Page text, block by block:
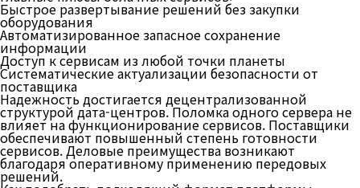
Быстрое развертывание решений без закупки
оборудования
Автоматизированное запасное сохранение
информации
Доступ к сервисам из любой точки планеты
Систематические актуализации безопасности от
поставщика
Надежность достигается децентрализованной
структурой дата-центров. Поломка одного сервера не
влияет на функционирование сервисов. Поставщики
обеспечивают повышенный степень готовности
сервисов. Деловые преимущества возникают
благодаря оперативному применению передовых
решений.